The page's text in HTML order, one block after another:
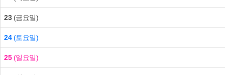
23(금요일)
24(토요일)
25(일요일)